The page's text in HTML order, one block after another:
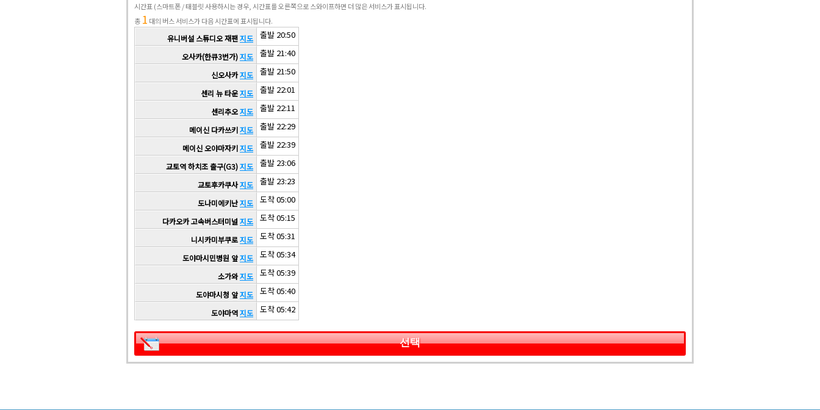
시간표 (스마트폰 / 태블릿 사용하시는 경우, 시간표를 오른쪽으로 스와이프하면 더 많은 서비스가 표시됩니다.
총 1 대의 버스 서비스가 다음 시간표에 표시됩니다.
유니버설 스튜디오 재팬지도 출발 20:50
오사카(한큐3번가)지도 출발 21:40
신오사카지도 출발 21:50
센리 뉴 타운지도 출발 22:01
센리추오지도 출발 22:11
메이신 다카쓰키지도 출발 22:29
메이신 오야마자키지도 출발 22:39
교토역 하치조 출구(G3)지도 출발 23:06
교토후카쿠사지도 출발 23:23
도나미에키난지도 도착 05:00
다카오카 고속버스터미널 지도 도착 05:15
니시카미부쿠로지도 도착 05:31
도야마시민병원 앞지도 도착 05:34
소가와지도 도착 05:39
도야마시청 앞지도 도착 05:40
도야마역지도 도착 05:42
선택